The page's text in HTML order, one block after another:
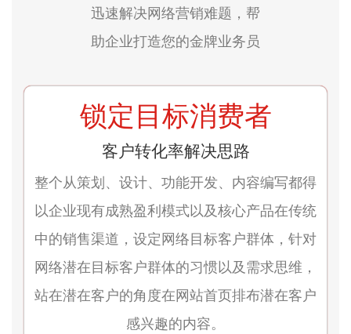
迅速解决网络营销难题，帮
助企业打造您的金牌业务员
锁定目标消费者
客户转化率解决思路
整个从策划、设计、功能开发、内容编写都得
以企业现有成熟盈利模式以及核心产品在传统
中的销售渠道，设定网络目标客户群体，针对
网络潜在目标客户群体的习惯以及需求思维，
站在潜在客户的角度在网站首页排布潜在客户
感兴趣的内容。